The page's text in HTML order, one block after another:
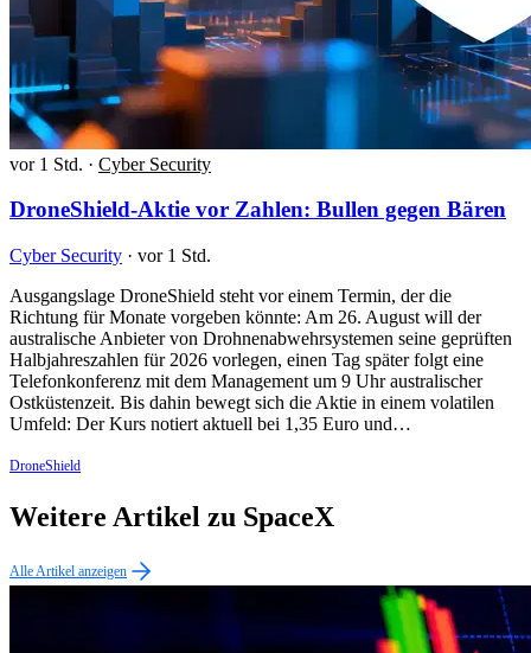
vor 1 Std. · Cyber Security
DroneShield-Aktie vor Zahlen: Bullen gegen Bären
Cyber Security · vor 1 Std.
Ausgangslage DroneShield steht vor einem Termin, der die
Richtung für Monate vorgeben könnte: Am 26. August will der
australische Anbieter von Drohnenabwehrsystemen seine geprüften
Halbjahreszahlen für 2026 vorlegen, einen Tag später folgt eine
Telefonkonferenz mit dem Management um 9 Uhr australischer
Ostküstenzeit. Bis dahin bewegt sich die Aktie in einem volatilen
Umfeld: Der Kurs notiert aktuell bei 1,35 Euro und…
DroneShield
Weitere Artikel zu SpaceX
Alle Artikel anzeigen